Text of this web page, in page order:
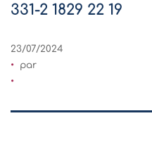
331-2 1829 22 19
23/07/2024
par